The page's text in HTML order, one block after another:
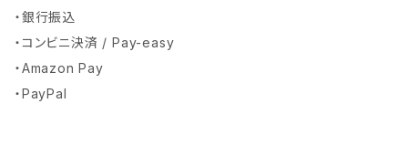
・銀行振込
・コンビニ決済 / Pay-easy
・Amazon Pay
・PayPal